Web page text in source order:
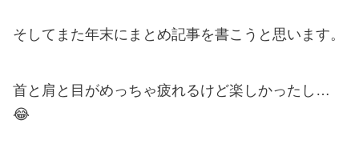
そしてまた年末にまとめ記事を書こうと思います。
首と肩と目がめっちゃ疲れるけど楽しかったし…
😂